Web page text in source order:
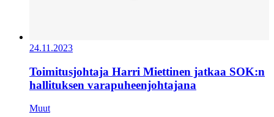
24.11.2023
Toimitusjohtaja Harri Miettinen jatkaa SOK:n
hallituksen varapuheenjohtajana
Muut